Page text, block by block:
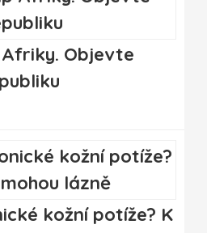
Objevte
kožní potíže? K